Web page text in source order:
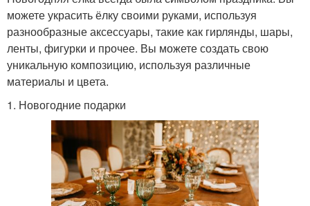
можете украсить ёлку своими руками, используя
разнообразные аксессуары, такие как гирлянды, шары,
ленты, фигурки и прочее. Вы можете создать свою
уникальную композицию, используя различные
материалы и цвета.
1. Новогодние подарки